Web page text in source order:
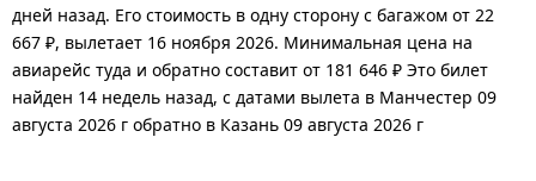
дней назад. Его стоимость в одну сторону с багажом от 22
667 ₽, вылетает 16 ноября 2026. Минимальная цена на
авиарейс туда и обратно составит от 181 646 ₽ Это билет
найден 14 недель назад, с датами вылета в Манчестер 09
августа 2026 г обратно в Казань 09 августа 2026 г